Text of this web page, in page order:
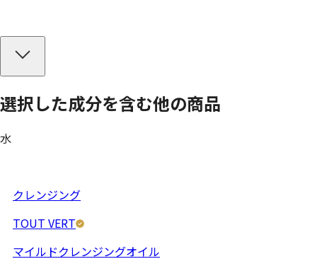
選択した成分を含む他の商品
水
クレンジング
TOUT VERT
マイルドクレンジングオイル